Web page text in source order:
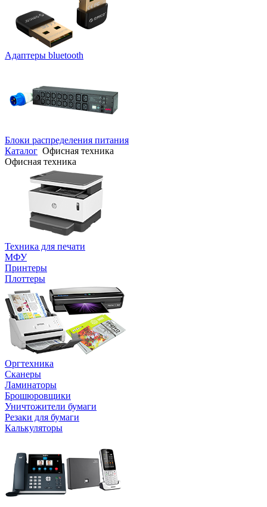
Адаптеры bluetooth
Блоки распределения питания
Каталог Офисная техника
Офисная техника
Техника для печати
МФУ
Принтеры
Плоттеры
Оргтехника
Сканеры
Ламинаторы
Брошюровщики
Уничтожители бумаги
Резаки для бумаги
Калькуляторы